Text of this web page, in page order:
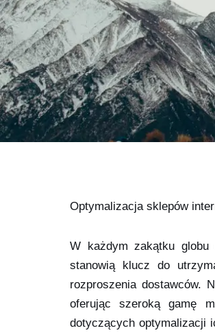
Optymalizacja sklepów
W każdym zakątku globu
stanowią klucz do
rozproszenia dostawców.
oferując szeroką gamę
dotyczących optymalizacji